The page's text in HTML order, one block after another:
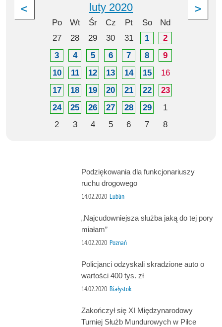
luty 2020
Po Wt Śr Cz Pt So
Nd
27
28 29 30 31 1
2
3
4 5 6 7 8
9
10
11 12 13 14 15
16
17
18 19 20 21 22
23
24
25 26 27 28 29
1
2
3 4 5 6 7 8
Podziękowania dla funkcjonariuszy
ruchu drogowego
14.02.2020 Lublin
„Najcudowniejsza służba jaką do tej pory
miałam”
14.02.2020 Poznań
Policjanci odzyskali skradzione auto o
wartości 400 tys. zł
14.02.2020 Białystok
Zakończył się XI Międzynarodowy
Turniej Służb Mundurowych w Piłce